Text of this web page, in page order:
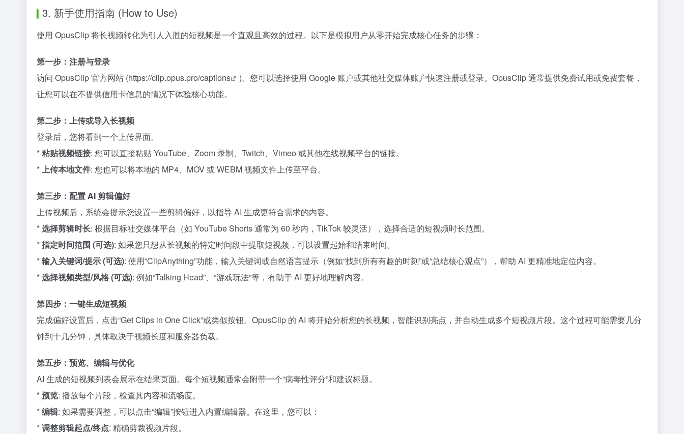
3. 新手使用指南 (How to Use)
使用 OpusClip 将长视频转化为引人入胜的短视频是一个直观且高效的过程。以下是模拟用户从零开始完成核心任务的步骤：
第一步：注册与登录
访问 OpusClip 官方网站 (https://clip.opus.pro/captions
)。您可以选择使用 Google 账户或其他社交媒体账户快速注册或登录。OpusClip 通常提供免费试用或免费套餐，
让您可以在不提供信用卡信息的情况下体验核心功能。
第二步：上传或导入长视频
登录后，您将看到一个上传界面。
*粘贴视频链接: 您可以直接粘贴 YouTube、Zoom 录制、Twitch、Vimeo 或其他在线视频平台的链接。
*上传本地文件: 您也可以将本地的 MP4、MOV 或 WEBM 视频文件上传至平台。
第三步：配置 AI 剪辑偏好
上传视频后，系统会提示您设置一些剪辑偏好，以指导 AI 生成更符合需求的内容。
*选择剪辑时长: 根据目标社交媒体平台（如 YouTube Shorts 通常为 60 秒内，TikTok 较灵活），选择合适的短视频时长范围。
*指定时间范围 (可选): 如果您只想从长视频的特定时间段中提取短视频，可以设置起始和结束时间。
*输入关键词/提示 (可选): 使用“ClipAnything”功能，输入关键词或自然语言提示（例如“找到所有有趣的时刻”或“总结核心观点”），帮助 AI 更精准地定位内容。
*选择视频类型/风格 (可选): 例如“Talking Head”、“游戏玩法”等，有助于 AI 更好地理解内容。
第四步：一键生成短视频
完成偏好设置后，点击“Get Clips in One Click”或类似按钮。OpusClip 的 AI 将开始分析您的长视频，智能识别亮点，并自动生成多个短视频片段。这个过程可能需要几分
钟到十几分钟，具体取决于视频长度和服务器负载。
第五步：预览、编辑与优化
AI 生成的短视频列表会展示在结果页面。每个短视频通常会附带一个“病毒性评分”和建议标题。
*预览: 播放每个片段，检查其内容和流畅度。
*编辑: 如果需要调整，可以点击“编辑”按钮进入内置编辑器。在这里，您可以：
*调整剪辑起点/终点: 精确剪裁视频片段。